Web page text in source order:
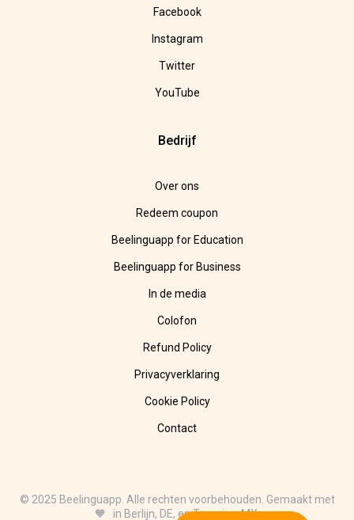
Facebook
Instagram
Twitter
YouTube
Bedrijf
Over ons
Redeem coupon
Beelinguapp for Education
Beelinguapp for Business
In de media
Colofon
Refund Policy
Privacyverklaring
Cookie Policy
Contact
© 2025 Beelinguapp. Alle rechten voorbehouden. Gemaakt met
🧡 in Berlijn, DE, en Tampico, MX.